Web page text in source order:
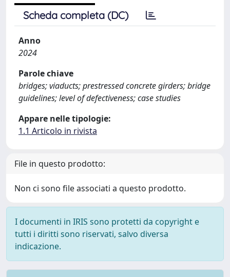
Scheda completa (DC)
Anno
2024
Parole chiave
bridges; viaducts; prestressed concrete girders; bridge
guidelines; level of defectiveness; case studies
Appare nelle tipologie:
1.1 Articolo in rivista
File in questo prodotto:
Non ci sono file associati a questo prodotto.
I documenti in IRIS sono protetti da copyright e
tutti i diritti sono riservati, salvo diversa
indicazione.